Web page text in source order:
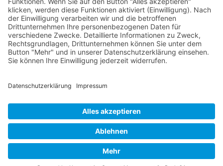
Hier dürfen Sie ein wenig stöbern
© Beates Backschätze .Datenschutz